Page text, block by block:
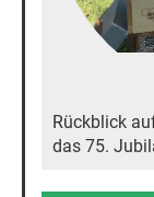
Rückblick
das 75.